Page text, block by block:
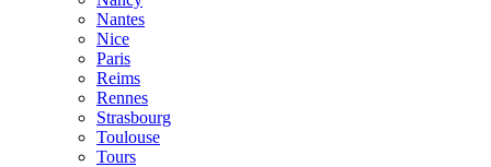
Nantes
Nice
Paris
Reims
Rennes
Strasbourg
Toulouse
Tours